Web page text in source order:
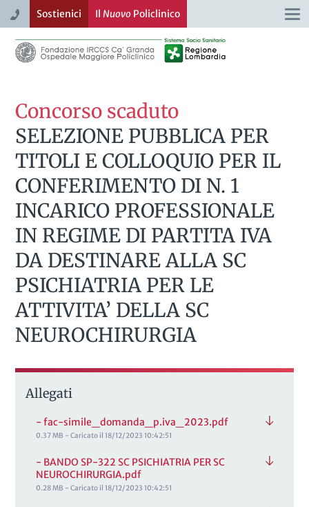
Sostienici Il NuovoPoliclinico
Concorso scaduto
SELEZIONE PUBBLICA PER
TITOLI E COLLOQUIO PER IL
CONFERIMENTO DI N. 1
INCARICO PROFESSIONALE
IN REGIME DI PARTITA IVA
DA DESTINARE ALLA SC
PSICHIATRIA PER LE
ATTIVITA’ DELLA SC
NEUROCHIRURGIA
Allegati
- fac-simile_domanda_p.iva_2023.pdf
0.37 MB - Caricato il 18/12/2023 10:42:51
- BANDO SP-322 SC PSICHIATRIA PER SC
NEUROCHIRURGIA.pdf
0.28 MB - Caricato il 18/12/2023 10:42:51